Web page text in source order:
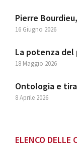
Pierre
16 Giugno 2026
La potenza del
18 Maggio 2026
Ontologia e
8 Aprile 2026
ELENCO DELLE